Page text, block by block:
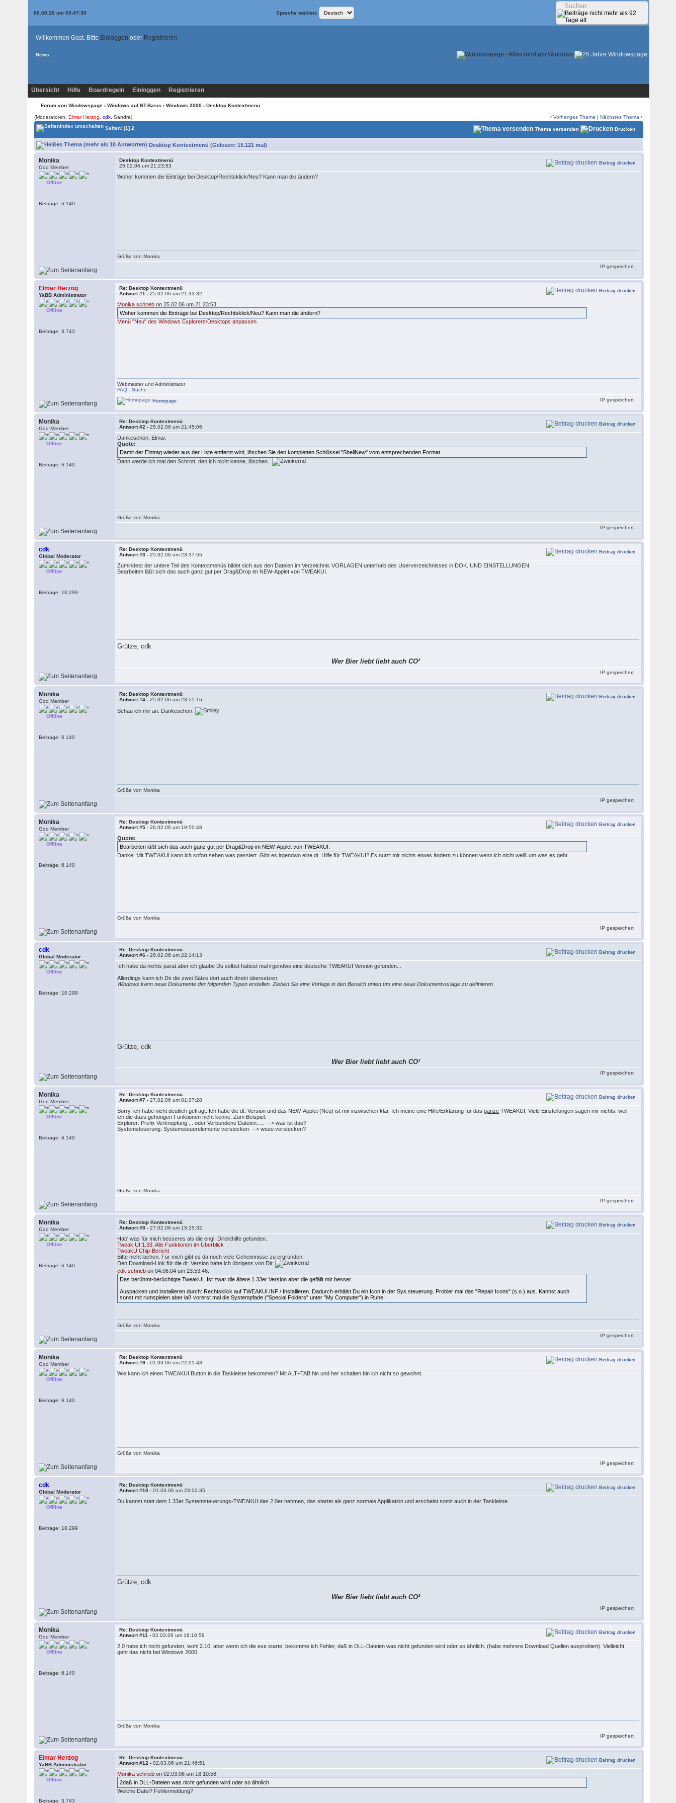
06.08.26 um 03:47:30 Sprache wählen:
Willkommen Gast. Bitte Einloggen oder Registrieren
News:
Übersicht Hilfe Boardregeln Einloggen Registrieren
Forum von Windowspage › Windows auf NT-Basis › Windows 2000 › Desktop Kontextmenü
(Moderatoren:Elmar Herzog ,cdk , Sandra) ‹Vorheriges Thema |Nächstes Thema ›
Seiten:[1] 2 Thema versenden Drucken
Desktop Kontextmenü (Gelesen: 15.121 mal)
Monika
God Member
Offline
Beiträge: 6.140
Desktop Kontextmenü
25.02.06 um 21:23:53
Beitrag drucken
Woher kommen die Einträge bei Desktop/Rechtsklick/Neu? Kann man die ändern?
Grüße von Monika
IP gespeichert
Elmar Herzog
YaBB Administrator
Offline
Beiträge: 3.743
Re: Desktop Kontextmenü
Antwort #1 -25.02.06 um 21:33:32 Beitrag drucken
Monika schrieb on 25.02.06 um 21:23:53:
Woher kommen die Einträge bei Desktop/Rechtsklick/Neu? Kann man die ändern?
Menü "Neu" des Windows Explorers/Desktops anpassen
Webmaster und Administrator
FAQ -Suche
Homepage IP gespeichert
Monika
God Member
Offline
Beiträge: 6.140
Re: Desktop Kontextmenü
Antwort #2 -25.02.06 um 21:45:06 Beitrag drucken
Dankeschön, Elmar.
Quote:
Damit der Eintrag wieder aus der Liste entfernt wird, löschen Sie den kompletten Schlüssel "ShellNew" vom entsprechenden Format.
Dann werde ich mal den Schrott, den ich nicht kenne, löschen.
Grüße von Monika
IP gespeichert
cdk
Global Moderator
Offline
Beiträge: 10.299
Re: Desktop Kontextmenü
Antwort #3 -25.02.06 um 23:37:55 Beitrag drucken
Zumindest der untere Teil des Kontextmenüs bildet sich aus den Dateien im Verzeichnis VORLAGEN unterhalb des Userverzeichnisses in DOK. UND EINSTELLUNGEN.
Bearbeiten läßt sich das auch ganz gut per Drag&Drop im NEW-Applet von TWEAKUI.
Grütze, cdk
Wer Bier liebt liebt auch CO²
IP gespeichert
Monika
God Member
Offline
Beiträge: 6.140
Re: Desktop Kontextmenü
Antwort #4 -25.02.06 um 23:55:16 Beitrag drucken
Schau ich mir an. Dankeschön.
Grüße von Monika
IP gespeichert
Monika
God Member
Offline
Beiträge: 6.140
Re: Desktop Kontextmenü
Antwort #5 -26.02.06 um 19:50:48 Beitrag drucken
Quote:
Bearbeiten läßt sich das auch ganz gut per Drag&Drop im NEW-Applet von TWEAKUI.
Danke! Mit TWEAKUI kann ich sofort sehen was passiert. Gibt es irgendwo eine dt. Hilfe für TWEAKUI? Es nutzt mir nichts etwas ändern zu können wenn ich nicht weiß um was es geht.
Grüße von Monika
IP gespeichert
cdk
Global Moderator
Offline
Beiträge: 10.299
Re: Desktop Kontextmenü
Antwort #6 -26.02.06 um 22:14:13 Beitrag drucken
Ich habe da nichts parat aber ich glaube Du selbst hattest mal irgendwo eine deutsche TWEAKUI Version gefunden...
Allerdings kann ich Dir die zwei Sätze dort auch direkt übersetzen:
Windows kann neue Dokumente der folgenden Typen erstellen. Ziehen Sie eine Vorlage in den Bereich unten um eine neue Dokumentvorlage zu definieren.
Grütze, cdk
Wer Bier liebt liebt auch CO²
IP gespeichert
Monika
God Member
Offline
Beiträge: 6.140
Re: Desktop Kontextmenü
Antwort #7 -27.02.06 um 01:07:28 Beitrag drucken
Sorry, ich habe nicht deutlich gefragt. Ich habe die dt. Version und das NEW-Applet (Neu) ist mir inzwischen klar. Ich meine eine Hilfe/Erklärung für dasganze TWEAKUI. Viele Einstellungen sagen mir nichts, weil
ich die dazu gehörigen Funktionen nicht kenne. Zum Beispiel:
Explorer: Prefix Verknüpfung ... oder Verbundene Dateien..... --> was ist das?
Systemsteuerung: Systemsteuerelemente verstecken --> wozu verstecken?
Grüße von Monika
IP gespeichert
Monika
God Member
Offline
Beiträge: 6.140
Re: Desktop Kontextmenü
Antwort #8 -27.02.06 um 15:25:32 Beitrag drucken
Hab' was für mich besseres als die engl. Direkthilfe gefunden.
Tweak UI 1.33: Alle Funktionen im Überblick
TweakU Chip-Bericht
Bitte nicht lachen. Für mich gibt es da noch viele Geheimnisse zu ergründen.
Den Download-Link für die dt. Version hatte ich übrigens von Dir.
cdk schrieb on 04.06.04 um 23:53:46:
Das berühmt-berüchtigte TweakUI. Ist zwar die ältere 1.33er Version aber die gefällt mir besser.
Auspacken und installieren durch: Rechtsklick auf TWEAKUI.INF / Installieren. Dadurch erhälst Du ein Icon in der Sys.steuerung. Probier mal das "Repair Icons" (s.o.) aus. Kannst auch
sonst mit rumspielen aber laß vorerst mal die Systempfade ("Special Folders" unter "My Computer") in Ruhe!
Grüße von Monika
IP gespeichert
Monika
God Member
Offline
Beiträge: 6.140
Re: Desktop Kontextmenü
Antwort #9 -01.03.06 um 22:01:43 Beitrag drucken
Wie kann ich einen TWEAKUI Button in die Taskleiste bekommen? Mit ALT+TAB hin und her schalten bin ich nicht so gewohnt.
Grüße von Monika
IP gespeichert
cdk
Global Moderator
Offline
Beiträge: 10.299
Re: Desktop Kontextmenü
Antwort #10 -01.03.06 um 23:02:35 Beitrag drucken
Du kannst statt dem 1.33er Systemsteuerungs-TWEAKUI das 2.0er nehmen, das startet als ganz normale Applikation und erscheint somit auch in der Taskleiste.
Grütze, cdk
Wer Bier liebt liebt auch CO²
IP gespeichert
Monika
God Member
Offline
Beiträge: 6.140
Re: Desktop Kontextmenü
Antwort #11 -02.03.06 um 18:10:58 Beitrag drucken
2.0 habe ich nicht gefunden, wohl 2.10, aber wenn ich die exe starte, bekomme ich Fehler, daß in DLL-Dateien was nicht gefunden wird oder so ähnlich. (habe mehrere Download Quellen ausprobiert). Vielleicht
geht das nicht bei Windows 2000.
Grüße von Monika
IP gespeichert
Elmar Herzog
YaBB Administrator
Offline
Beiträge: 3.743
Re: Desktop Kontextmenü
Antwort #12 -02.03.06 um 21:46:51 Beitrag drucken
Monika schrieb on 02.03.06 um 18:10:58:
2daß in DLL-Dateien was nicht gefunden wird oder so ähnlich
Welche Datei? Fehlermeldung?